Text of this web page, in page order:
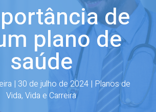
de
plano de
saúde
| 30 de julho de 2024| Planos de
Vida,Vida e Carreira